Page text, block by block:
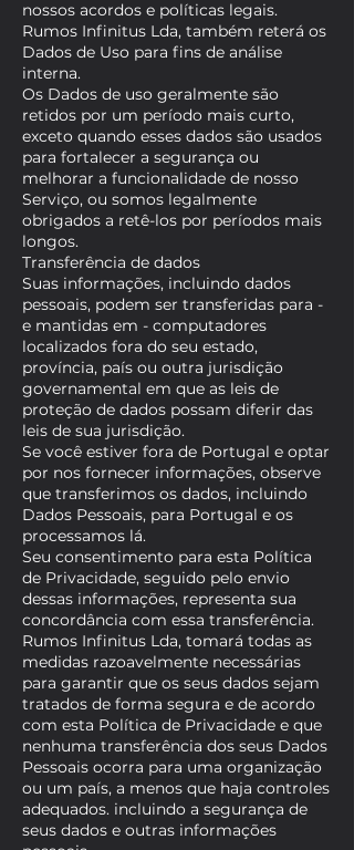
nossos acordos e políticas legais.
Rumos Infinitus Lda, também reterá os
Dados de Uso para fins de análise
interna.
Os Dados de uso geralmente são
retidos por um período mais curto,
exceto quando esses dados são usados
para fortalecer a segurança ou
melhorar a funcionalidade de nosso
Serviço, ou somos legalmente
obrigados a retê-los por períodos mais
longos.
Transferência de dados
Suas informações, incluindo dados
pessoais, podem ser transferidas para -
e mantidas em - computadores
localizados fora do seu estado,
província, país ou outra jurisdição
governamental em que as leis de
proteção de dados possam diferir das
leis de sua jurisdição.
Se você estiver fora de Portugal e optar
por nos fornecer informações, observe
que transferimos os dados, incluindo
Dados Pessoais, para Portugal e os
processamos lá.
Seu consentimento para esta Política
de Privacidade, seguido pelo envio
dessas informações, representa sua
concordância com essa transferência.
Rumos Infinitus Lda, tomará todas as
medidas razoavelmente necessárias
para garantir que os seus dados sejam
tratados de forma segura e de acordo
com esta Política de Privacidade e que
nenhuma transferência dos seus Dados
Pessoais ocorra para uma organização
ou um país, a menos que haja controles
adequados. incluindo a segurança de
seus dados e outras informações